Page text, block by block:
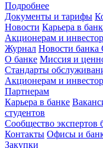
Подробнее
Документы и тарифы
Новости Карьера в
Акционерам и
Журнал Новости банка
О банке Миссия и
Стандарты
Акционерам и
Партнерам
Карьера в банке
студентов
Сообщество экспертов
Контакты Офисы и
Закупки